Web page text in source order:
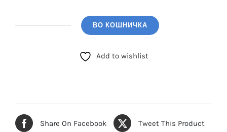
(JUBB04251JWYGEMS)
ВО КОШНИЧКА
Add to wishlist
Share On Facebook Tweet This Product